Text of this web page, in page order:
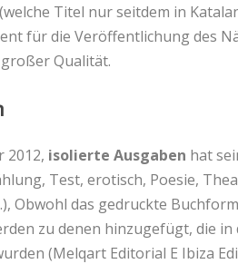
Titel nur seitdem in
für die Veröffentlichung des
Qualität.
2012, isolierte Ausgaben hat
Test, erotisch, Poesie,
Obwohl das gedruckte
zu denen hinzugefügt, die
(Melqart Editorial E Ibiza